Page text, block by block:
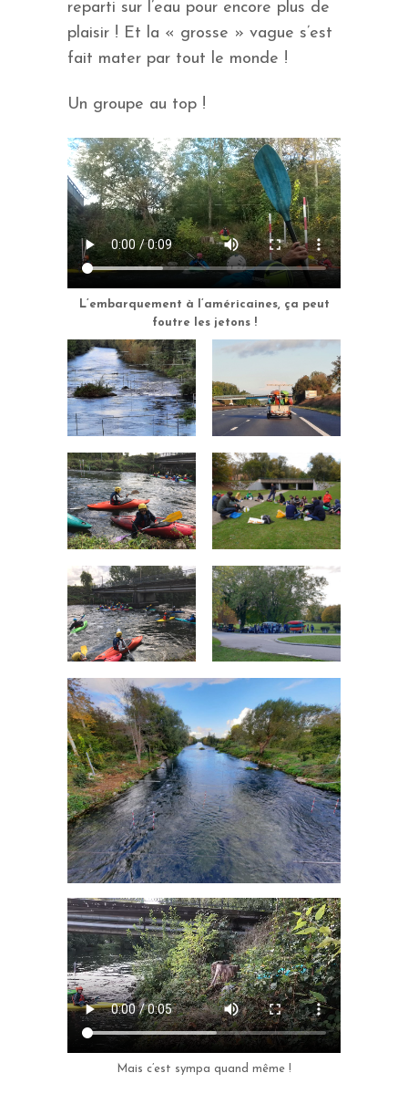
reparti sur l’eau pour encore plus de
plaisir ! Et la « grosse » vague s’est
fait mater par tout le monde !
Un groupe au top !
L’embarquement à l’américaines, ça peut
foutre les jetons !
Mais c’est sympa quand même !